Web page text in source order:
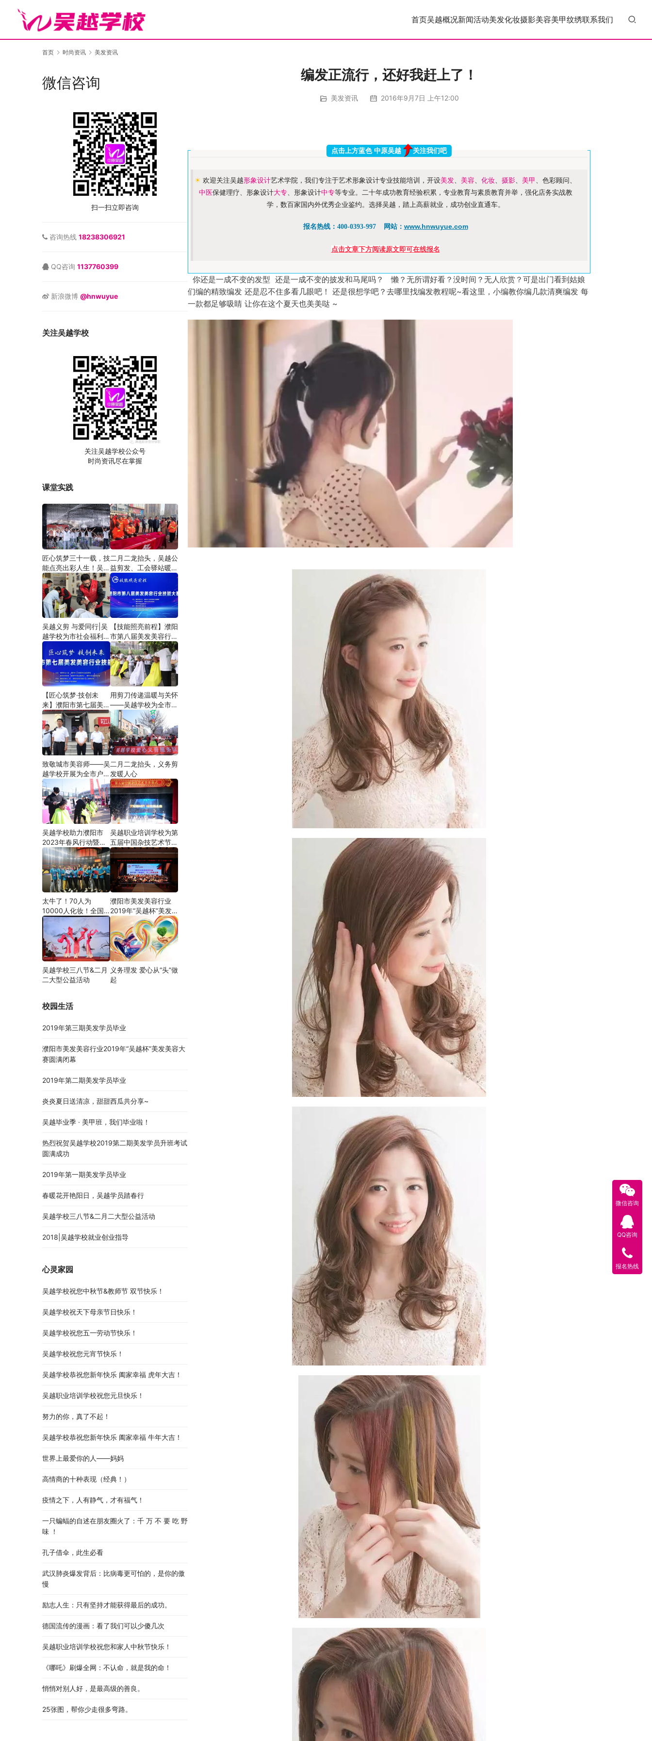
首页吴越概况新闻活动美发化妆摄影美容美甲纹绣联系我们
首页 时尚资讯 美发资讯
编发正流行，还好我赶上了！
美发资讯 2016年9月7日 上午12:00
点击上方蓝色 中原吴越 关注我们吧
☀ 欢迎关注吴越形象设计艺术学院，我们专注于艺术形象设计专业技能培训，开设美发 美容 化妆 摄影 美甲
、色彩顾问、
中医保健理疗、形象设计大专、形象设计中专等专业。二十年成功教育经验积累，专业教育与素质教育并举，强化店务实战教
学，数百家国内外优秀企业鉴约。选择吴越，踏上高薪就业，成功创业直通车。
报名热线：400-0393-997 网站： www.hnwuyue.com
点击文章下方阅读原文即可在线报名
你还是一成不变的发型 还是一成不变的披发和马尾吗？ 懒？无所谓好看？没时间？无人欣赏？可是出门看到姑娘
们编的精致编发 还是忍不住多看几眼吧！ 还是很想学吧？去哪里找编发教程呢~看这里，小编教你编几款清爽编发 每
一款都足够吸睛 让你在这个夏天也美美哒 ~
微信咨询
扫一扫立即咨询
咨询热线 18238306921
QQ咨询 1137760399
新浪微博 @hnwuyue
关注吴越学校
关注吴越学校公众号
时尚资讯尽在掌握
课堂实践
匠心筑梦三十一载，技
能点亮出彩人生！吴越
学校2026年学员学习
成果汇报会圆满成功！
二月二龙抬头，吴越公
益剪发、工会驿站暖人
心——义务剪发情暖户
外劳动者
吴越义剪 与爱同行|吴
越学校为市社会福利院
爱心义剪
【技能照亮前程】濮阳
市第八届美发美容行业
技能大赛圆满闭幕
【匠心筑梦·技创未
来】濮阳市第七届美发
美容行业技能大赛在市
工人文化宫隆重举行
用剪刀传递温暖与关怀
——吴越学校为全市户
外劳动者爱心义剪
致敬城市美容师——吴
越学校开展为全市户外
劳动者爱心义剪活动
二月二龙抬头，义务剪
发暖人心
吴越学校助力濮阳市
2023年春风行动暨就
业援助月”首场新春招
聘会活动
吴越职业培训学校为第
五届中国杂技艺术节加
油添彩
太牛了！70人为
10000人化妆！全国
关注的盛事你知道吗？
濮阳市美发美容行业
2019年“吴越杯”美发
美容大赛圆满闭幕
吴越学校三八节&二月
二大型公益活动
义务理发 爱心从“头”做
起
校园生活
2019年第三期美发学员毕业
濮阳市美发美容行业2019年“吴越杯”美发美容大
赛圆满闭幕
2019年第二期美发学员毕业
炎炎夏日送清凉，甜甜西瓜共分享~
吴越毕业季 · 美甲班，我们毕业啦！
热烈祝贺吴越学校2019第二期美发学员升班考试
圆满成功
2019年第一期美发学员毕业
春暖花开艳阳日，吴越学员踏春行
吴越学校三八节&二月二大型公益活动
2018|吴越学校就业创业指导
心灵家园
吴越学校祝您中秋节&教师节 双节快乐！
吴越学校祝天下母亲节日快乐！
吴越学校祝您五一劳动节快乐！
吴越学校祝您元宵节快乐！
吴越学校恭祝您新年快乐 阖家幸福 虎年大吉！
吴越职业培训学校祝您元旦快乐！
努力的你，真了不起！
吴越学校恭祝您新年快乐 阖家幸福 牛年大吉！
世界上最爱你的人——妈妈
高情商的十种表现（经典！）
疫情之下，人有静气，才有福气！
一只蝙蝠的自述在朋友圈火了：千 万 不 要 吃 野
味 ！
孔子借伞，此生必看
武汉肺炎爆发背后：比病毒更可怕的，是你的傲
慢
励志人生：只有坚持才能获得最后的成功。
德国流传的漫画：看了我们可以少傻几次
吴越职业培训学校祝您和家人中秋节快乐​！​
《哪吒》刷爆全网：不认命，就是我的命！
悄悄对别人好，是最高级的善良。
25张图，帮你少走很多弯路。
微信咨询
QQ咨询
报名热线